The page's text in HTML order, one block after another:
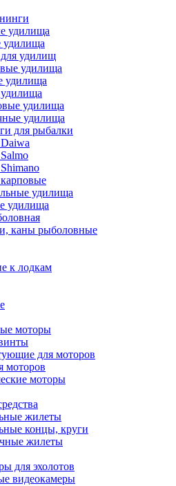
удилища
удилища
удилищ
удилища
удилища
удилища
удилища
для рыбалки
удилища
удилища
каны рыболовные
к лодкам
моторы
для моторов
моторов
моторы
жилеты
концы, круги
жилеты
для эхолотов
видеокамеры